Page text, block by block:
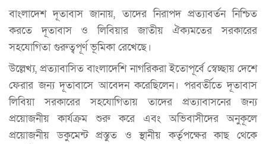
বাংলাদেশ দূতাবাস জানায়, তাদের নিরাপদ প্রত্যাবর্তন নিশ্চিত
করতে দূতাবাস ও লিবিয়ার জাতীয় ঐক্যমতের সরকারের
সহযোগিতা গুরুত্বপূর্ণ ভূমিকা রেখেছে।
উল্লেখ্য, প্রত্যাবাসিত বাংলাদেশি নাগরিকরা ইতোপূর্বে স্বেচ্ছায় দেশে
ফেরার জন্য দূতাবাসে আবেদন করেছিলেন। পরবর্তীতে দূতাবাস
লিবিয়া সরকারের সহযোগিতায় তাদের প্রত্যাবাসনের জন্য
প্রয়োজনীয় কার্যক্রম শুরু করে এবং অভিবাসীদের অনুকূলে
প্রয়োজনীয় ডকুমেন্ট প্রস্তুত ও স্থানীয় কর্তৃপক্ষের কাছ থেকে